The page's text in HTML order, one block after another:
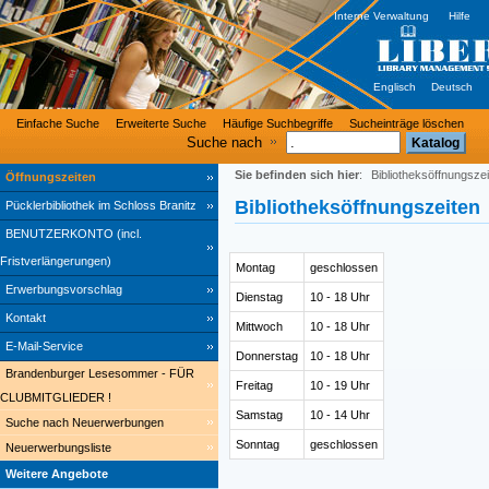
Öffnungszeiten
Pücklerbibliothek im Schloss Branitz
BENUTZERKONTO (incl.
Fristverlängerungen)
Erwerbungsvorschlag
Kontakt
E-Mail-Service
Einfache Suche Erweiterte Suche Häufige Suchbegriffe Sucheinträge löschen
Interne Verwaltung Hilfe
Englisch Deutsch
Brandenburger Lesesommer - FÜR
CLUBMITGLIEDER !
Suche nach Neuerwerbungen
Neuerwerbungsliste
Weitere Angebote
Sie befinden sich hier:
Bibliotheksöffnungszeiten
Montag geschlossen
Dienstag 10 - 18 Uhr
Mittwoch 10 - 18 Uhr
Donnerstag 10 - 18 Uhr
Freitag 10 - 19 Uhr
Samstag 10 - 14 Uhr
Sonntag geschlossen
Suche nach